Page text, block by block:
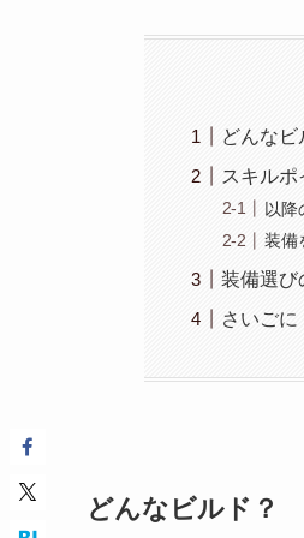
どんなビ
スキル
以降
装備
装備選び
さいごに
どんなビルド？